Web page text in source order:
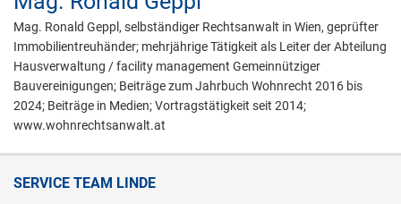
Mag. Ronald Geppl, selbständiger Rechtsanwalt in Wien, geprüfter
Immobilientreuhänder; mehrjährige Tätigkeit als Leiter der Abteilung
Hausverwaltung / facility management Gemeinnütziger
Bauvereinigungen; Beiträge zum Jahrbuch Wohnrecht 2016 bis
2024; Beiträge in Medien; Vortragstätigkeit seit 2014;
www.wohnrechtsanwalt.at
SERVICE TEAM LINDE